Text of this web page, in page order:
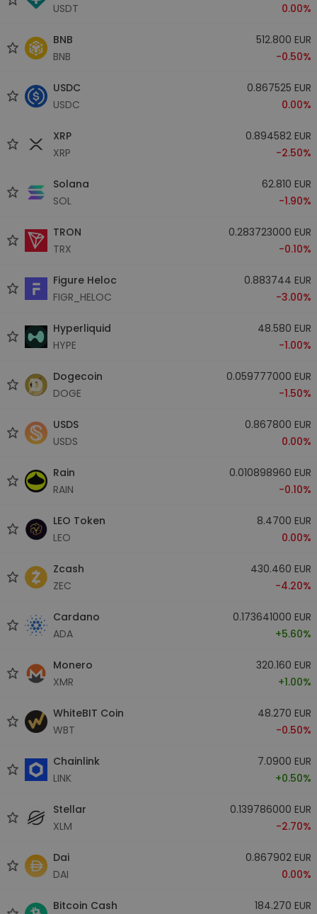
USDT
0.00%
BNB
BNB
512.800 EUR
-0.50%
USDC
USDC
0.867525 EUR
0.00%
XRP
XRP
0.894582 EUR
-2.50%
Solana
SOL
62.810 EUR
-1.90%
TRON
TRX
0.283723000 EUR
-0.10%
Figure Heloc
FIGR_HELOC
0.883744 EUR
-3.00%
Hyperliquid
HYPE
48.580 EUR
-1.00%
Dogecoin
DOGE
0.059777000 EUR
-1.50%
USDS
USDS
0.867800 EUR
0.00%
Rain
RAIN
0.010898960 EUR
-0.10%
LEO Token
LEO
8.4700 EUR
0.00%
Zcash
ZEC
430.460 EUR
-4.20%
Cardano
ADA
0.173641000 EUR
+5.60%
Monero
XMR
320.160 EUR
+1.00%
WhiteBIT Coin
WBT
48.270 EUR
-0.50%
Chainlink
LINK
7.0900 EUR
+0.50%
Stellar
XLM
0.139786000 EUR
-2.70%
Dai
DAI
0.867902 EUR
0.00%
Bitcoin Cash
184.270 EUR